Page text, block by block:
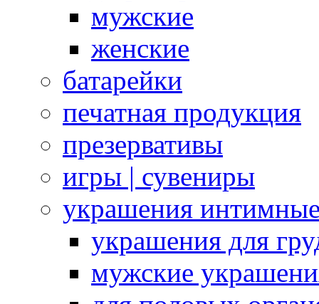
мужские
женские
батарейки
печатная продукция
презервативы
игры | сувениры
украшения
украшения для
мужские